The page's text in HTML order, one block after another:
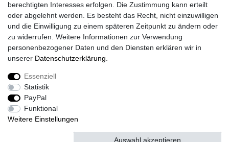
Kontaktieren Sie uns!
Widerrufs­recht Widerrufs­formular Impressum
Daten­schutz­erklärung
© Copyright 2026 | Alle Rechte vorbehalten.
berechtigten Interesses erfolgen. Die Zustimmung kann erteilt
oder abgelehnt werden. Es besteht das Recht, nicht einzuwilligen
und die Einwilligung zu einem späteren Zeitpunkt zu ändern oder
zu widerrufen. Weitere Informationen zur Verwendung
personenbezogener Daten und den Diensten erklären wir in
unserer Daten­schutz­erklärung
Essenziell
Statistik
PayPal
Funktional
Weitere Einstellungen
Alle akzeptieren
Auswahl akzeptieren